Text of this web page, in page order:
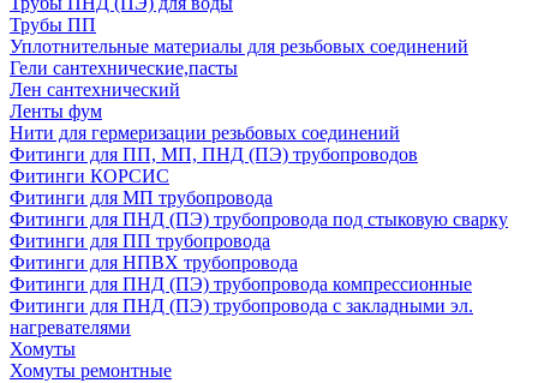
Трубы ПП
Уплотнительные материалы для резьбовых соединений
Гели сантехнические,пасты
Лен сантехнический
Ленты фум
Нити для гермеризации резьбовых соединений
Фитинги для ПП, МП, ПНД (ПЭ) трубопроводов
Фитинги КОРСИС
Фитинги для МП трубопровода
Фитинги для ПНД (ПЭ) трубопровода под стыковую сварку
Фитинги для ПП трубопровода
Фитинги для НПВХ трубопровода
Фитинги для ПНД (ПЭ) трубопровода компрессионные
Фитинги для ПНД (ПЭ) трубопровода с закладными эл.
нагревателями
Хомуты
Хомуты ремонтные